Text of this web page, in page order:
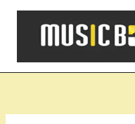
Skip